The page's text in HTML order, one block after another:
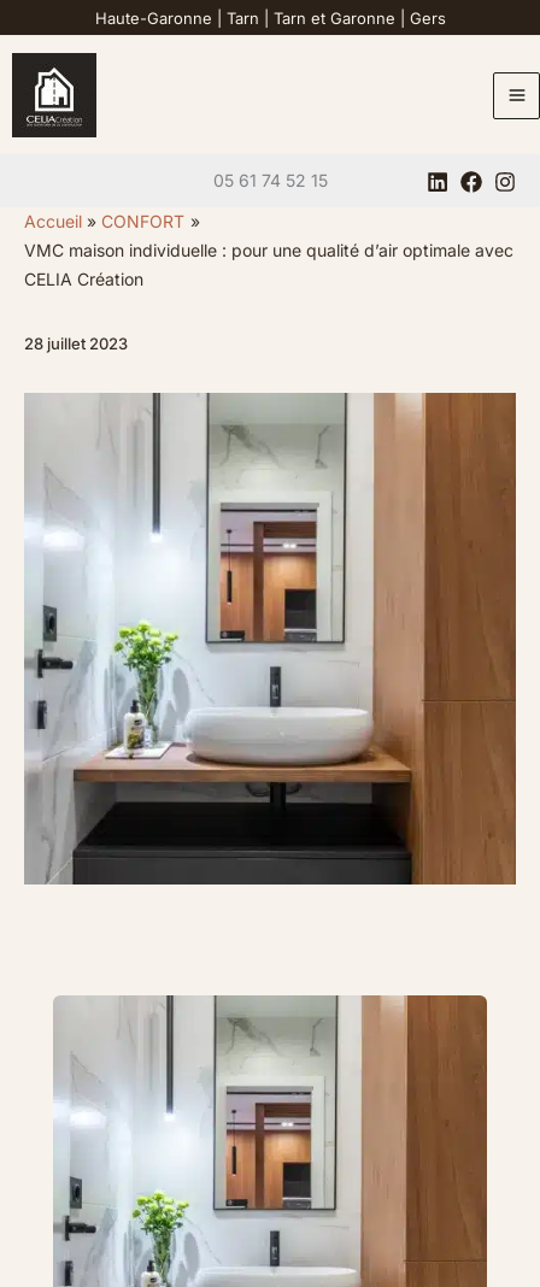
au
contenu
Haute-Garonne Tarn Tarn et Garonne Gers
05 61 74 52 15
Accueil
CONFORT
VMC maison individuelle : pour une qualité d’air optimale avec
CELIA Création
28 juillet 2023